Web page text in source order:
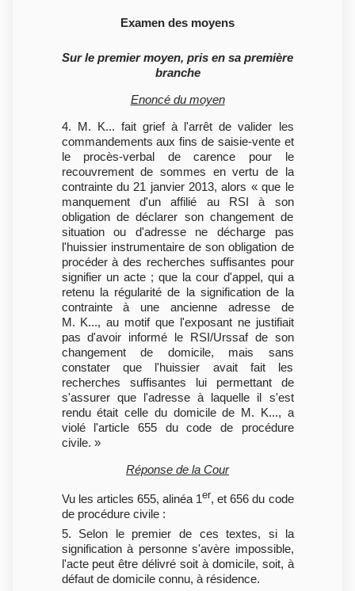
Examen des moyens
Sur le premier moyen, pris en sa première
branche
Enoncé du moyen
4. M. K... fait grief à l'arrêt de valider les
commandements aux fins de saisie-vente et
le procès-verbal de carence pour le
recouvrement de sommes en vertu de la
contrainte du 21 janvier 2013, alors « que le
manquement d'un affilié au RSI à son
obligation de déclarer son changement de
situation ou d'adresse ne décharge pas
l'huissier instrumentaire de son obligation de
procéder à des recherches suffisantes pour
signifier un acte ; que la cour d'appel, qui a
retenu la régularité de la signification de la
contrainte à une ancienne adresse de
M. K..., au motif que l'exposant ne justifiait
pas d'avoir informé le RSI/Urssaf de son
changement de domicile, mais sans
constater que l'huissier avait fait les
recherches suffisantes lui permettant de
s'assurer que l'adresse à laquelle il s'est
rendu était celle du domicile de M. K..., a
violé l'article 655 du code de procédure
civile. »
Réponse de la Cour
Vu les articles 655, alinéa 1er, et 656 du code
de procédure civile :
5. Selon le premier de ces textes, si la
signification à personne s'avère impossible,
l'acte peut être délivré soit à domicile, soit, à
défaut de domicile connu, à résidence.